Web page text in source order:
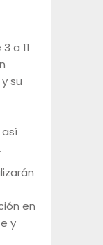
a 11
su
en
y